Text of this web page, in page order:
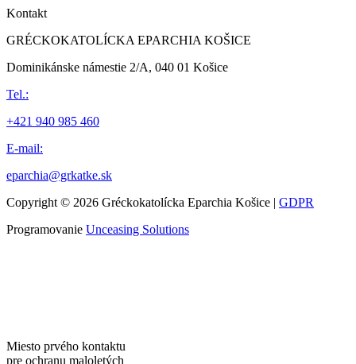
Kontakt
GRÉCKOKATOLÍCKA EPARCHIA KOŠICE
Dominikánske námestie 2/A, 040 01 Košice
Tel.:
+421 940 985 460
E-mail:
eparchia@grkatke.sk
Copyright © 2026 Gréckokatolícka Eparchia Košice | GDPR
Programovanie Unceasing Solutions
Miesto prvého kontaktu
pre ochranu maloletých